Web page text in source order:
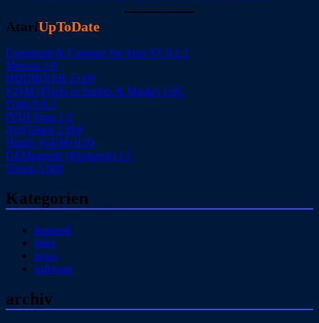
AtariUpToDate
Command & Conquer for Atari ST 0.1.1
Motosu 1.0
HDDRIVER 13.00
P2SM (Pixels to Sprites & Masks) 1.6C
Forth 0.8.3
fVDI Snap 1.2
NoSTalgia 2.0b8
Handy (GEM) 0.95
GEMagnetic (Respawn) 1.1
Vision 5.0a0
Kategorien
featured
links
news
software
archiv